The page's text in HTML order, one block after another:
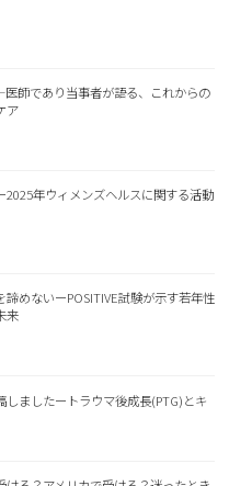
師であり当事者が語る、これからの
ア
2025年ウィメンズヘルスに関する活動
諦めないーPOSITIVE試験が示す若年性
来
しましたートラウマ後成長(PTG)とキ